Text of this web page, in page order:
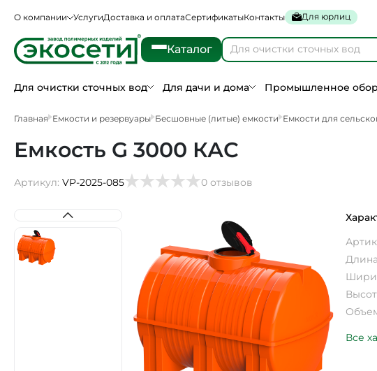
О компании УслугиДоставка и оплатаСертификатыКонтакты Для юрлиц
Каталог
Для очистки сточных вод Для дачи и дома Промышленное
Главная Емкости и резервуары Бесшовные (литые) емкости Емкости для
Емкость G 3000 КАС
Артикул: VP-2025-085 0 отзывов
Все